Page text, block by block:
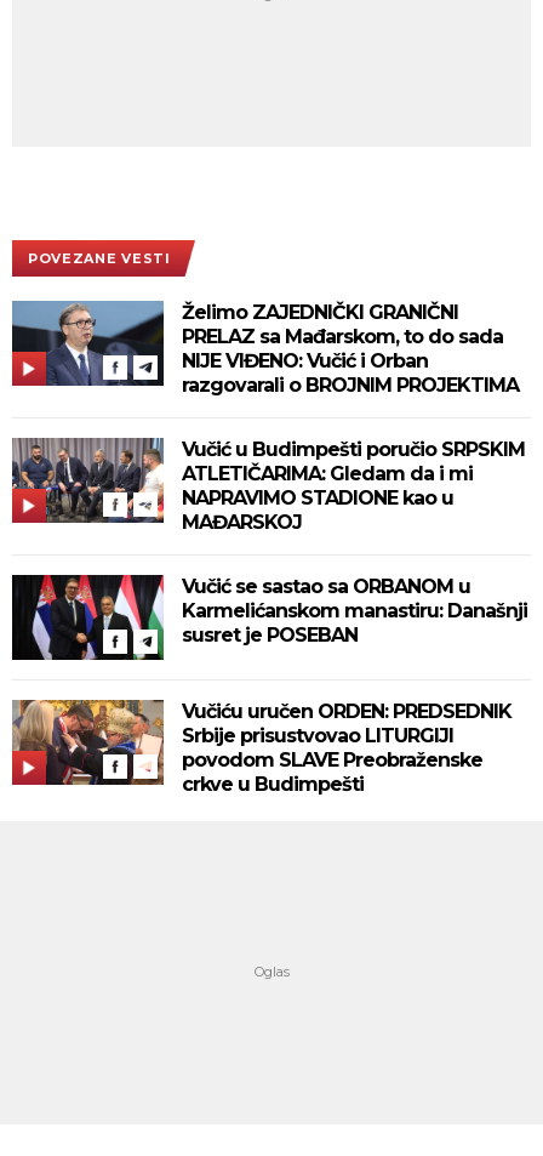
POVEZANE VESTI
Želimo ZAJEDNIČKI GRANIČNI
PRELAZ sa Mađarskom, to do sada
NIJE VIĐENO: Vučić i Orban
razgovarali o BROJNIM PROJEKTIMA
Vučić u Budimpešti poručio SRPSKIM
ATLETIČARIMA: Gledam da i mi
NAPRAVIMO STADIONE kao u
MAĐARSKOJ
Vučić se sastao sa ORBANOM u
Karmelićanskom manastiru: Današnji
susret je POSEBAN
Vučiću uručen ORDEN: PREDSEDNIK
Srbije prisustvovao LITURGIJI
povodom SLAVE Preobraženske
crkve u Budimpešti